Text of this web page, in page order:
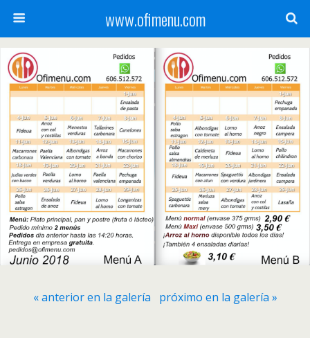
www.ofimenu.com
« anterior en la galería próximo en la galería »